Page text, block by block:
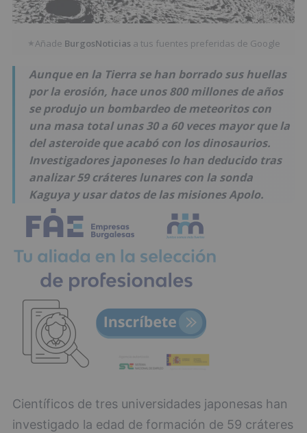
★Añade BurgosNoticias a tus fuentes preferidas de Google
Aunque en la Tierra se han borrado sus huellas
por la erosión, hace unos 800 millones de años
se produjo un bombardeo de meteoritos con
una masa total unas 30 a 60 veces mayor que la
del asteroide que acabó con los dinosaurios.
Investigadores japoneses lo han deducido tras
analizar 59 cráteres lunares con la sonda
Kaguya y usar datos de las misiones Apolo.
Científicos de tres universidades japonesas han
investigado la edad de formación de 59 cráteres